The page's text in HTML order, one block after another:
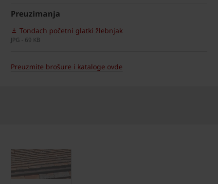
Preuzimanja
Tondach početni glatki žlebnjak
JPG - 69 KB
Preuzmite brošure i kataloge ovde